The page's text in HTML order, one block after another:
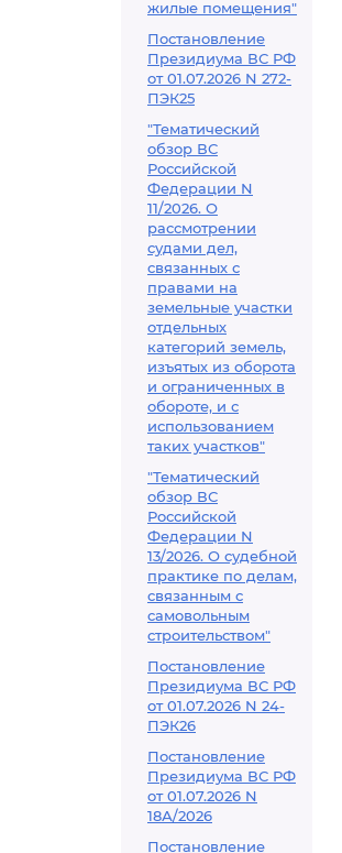
жилые помещения"
Постановление
Президиума ВС РФ
от 01.07.2026 N 272-
ПЭК25
"Тематический
обзор ВС
Российской
Федерации N
11/2026. О
рассмотрении
судами дел,
связанных с
правами на
земельные участки
отдельных
категорий земель,
изъятых из оборота
и ограниченных в
обороте, и с
использованием
таких участков"
"Тематический
обзор ВС
Российской
Федерации N
13/2026. О судебной
практике по делам,
связанным с
самовольным
строительством"
Постановление
Президиума ВС РФ
от 01.07.2026 N 24-
ПЭК26
Постановление
Президиума ВС РФ
от 01.07.2026 N
18А/2026
Постановление